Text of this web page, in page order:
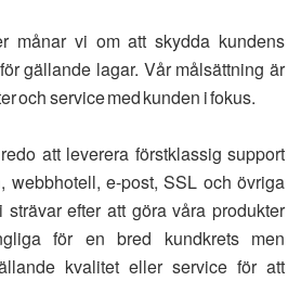
månar vi om att skydda kundens
gällande lagar. Vår målsättning är
och service med kunden i fokus.
att leverera förstklassig support
webbhotell, e-post, SSL och övriga
efter att göra våra produkter
för en bred kundkrets men
kvalitet eller service för att